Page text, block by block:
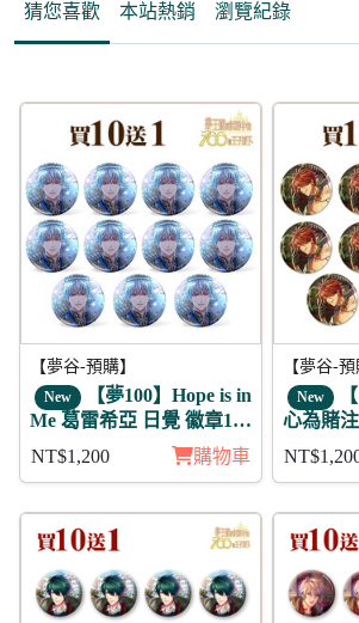
猜您喜歡 本站熱銷 瀏覽紀錄
【夢谷-預購】
New 【夢100】Hope is in
Me 葛雷希亞 日覺 徽章11
入組
NT$1,200 購物車
【夢谷-預
New 【
心為賭
茲 11入